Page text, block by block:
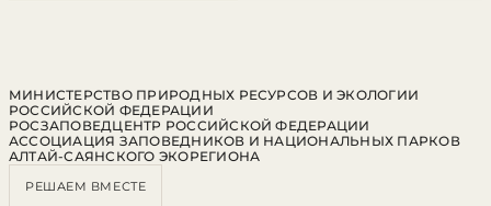
МИНИСТЕРСТВО ПРИРОДНЫХ РЕСУРСОВ И ЭКОЛОГИИ
РОССИЙСКОЙ ФЕДЕРАЦИИ
РОСЗАПОВЕДЦЕНТР РОССИЙСКОЙ ФЕДЕРАЦИИ
АССОЦИАЦИЯ ЗАПОВЕДНИКОВ И НАЦИОНАЛЬНЫХ ПАРКОВ
АЛТАЙ-САЯНСКОГО ЭКОРЕГИОНА
РЕШАЕМ ВМЕСТЕ